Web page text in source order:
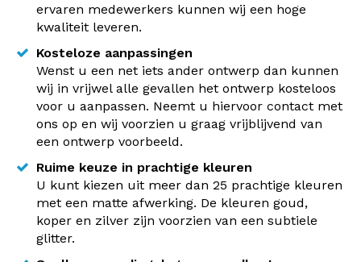
ervaren medewerkers kunnen wij een hoge
kwaliteit leveren.
Kosteloze aanpassingen
Wenst u een net iets ander ontwerp dan kunnen
wij in vrijwel alle gevallen het ontwerp kosteloos
voor u aanpassen. Neemt u hiervoor contact met
ons op en wij voorzien u graag vrijblijvend van
een ontwerp voorbeeld.
Ruime keuze in prachtige kleuren
U kunt kiezen uit meer dan 25 prachtige kleuren
met een matte afwerking. De kleuren goud,
koper en zilver zijn voorzien van een subtiele
glitter.